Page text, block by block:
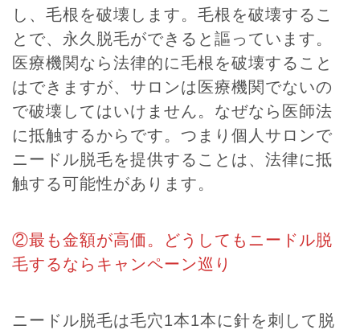
し、毛根を破壊します。毛根を破壊するこ
とで、永久脱毛ができると謳っています。
医療機関なら法律的に毛根を破壊すること
はできますが、サロンは医療機関でないの
で破壊してはいけません。なぜなら医師法
に抵触するからです。つまり個人サロンで
ニードル脱毛を提供することは、法律に抵
触する可能性があります。
②最も金額が高価。どうしてもニードル脱
毛するならキャンペーン巡り
ニードル脱毛は毛穴1本1本に針を刺して脱